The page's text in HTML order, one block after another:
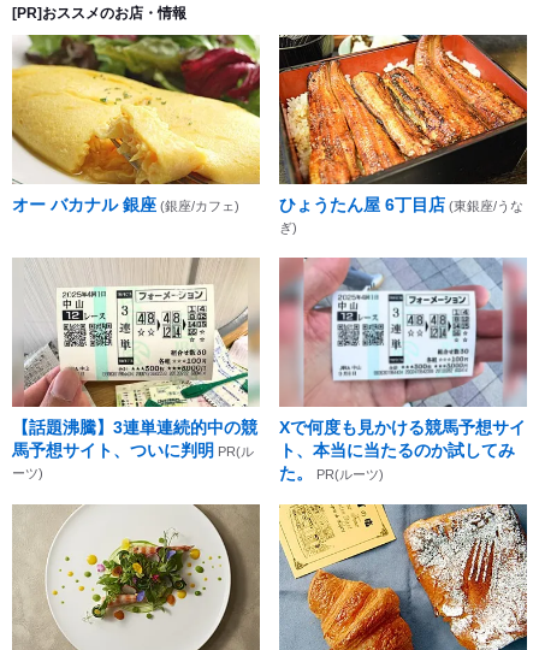
[PR]おススメのお店・情報
オー バカナル 銀座 (銀座/カフェ) ひょうたん屋 6丁目店 (東銀座/うな
ぎ)
【話題沸騰】3連単連続的中の競
馬予想サイト、ついに判明 PR(ル
ーツ)
Xで何度も見かける競馬予想サイ
ト、本当に当たるのか試してみ
た。
PR(ルーツ)